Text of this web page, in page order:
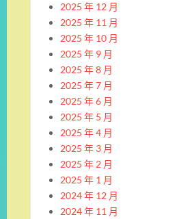
2025 年 12 月
2025 年 11 月
2025 年 10 月
2025 年 9 月
2025 年 8 月
2025 年 7 月
2025 年 6 月
2025 年 5 月
2025 年 4 月
2025 年 3 月
2025 年 2 月
2025 年 1 月
2024 年 12 月
2024 年 11 月